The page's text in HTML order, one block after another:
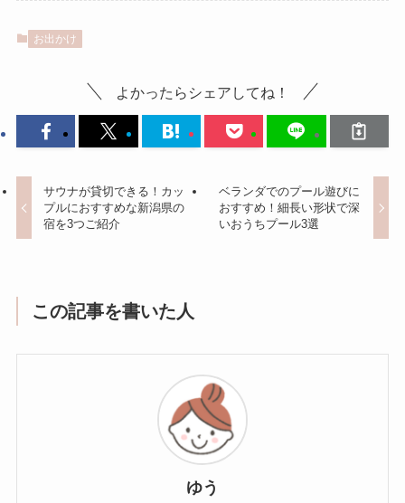
お出かけ
よかったらシェアしてね！
サウナが貸切できる！カッ
プルにおすすめな新潟県の
宿を3つご紹介
ベランダでのプール遊びに
おすすめ！細長い形状で深
いおうちプール3選
この記事を書いた人
ゆう